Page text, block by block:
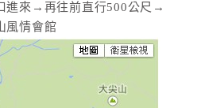
進來→再往前直行500公尺→
風情會館